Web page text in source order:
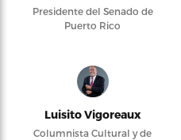
Presidente del Senado de
Puerto Rico
Luisito Vigoreaux
Columnista Cultural y de